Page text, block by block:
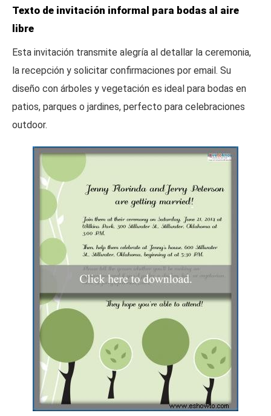
Texto de invitación informal para bodas al aire
libre
Esta invitación transmite alegría al detallar la ceremonia,
la recepción y solicitar confirmaciones por email. Su
diseño con árboles y vegetación es ideal para bodas en
patios, parques o jardines, perfecto para celebraciones
outdoor.